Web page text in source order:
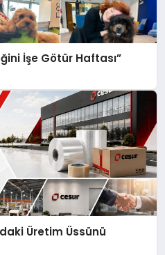
İşe Götür Haftası”
Üretim Üssünü